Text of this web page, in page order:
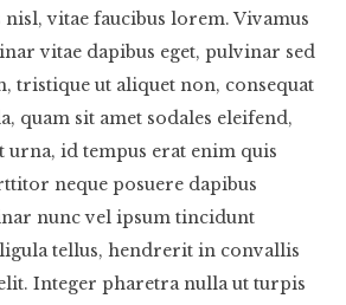
nisl, vitae faucibus lorem. Vivamus
vitae dapibus eget, pulvinar sed
tristique ut aliquet non, consequat
quam sit amet sodales eleifend,
urna, id tempus erat enim quis
neque posuere dapibus
nunc vel ipsum tincidunt
tellus, hendrerit in convallis
Integer pharetra nulla ut turpis